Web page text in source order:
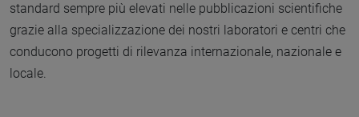
standard sempre più elevati nelle pubblicazioni scientifiche
grazie alla specializzazione dei nostri laboratori e centri che
conducono progetti di rilevanza internazionale, nazionale e
locale.